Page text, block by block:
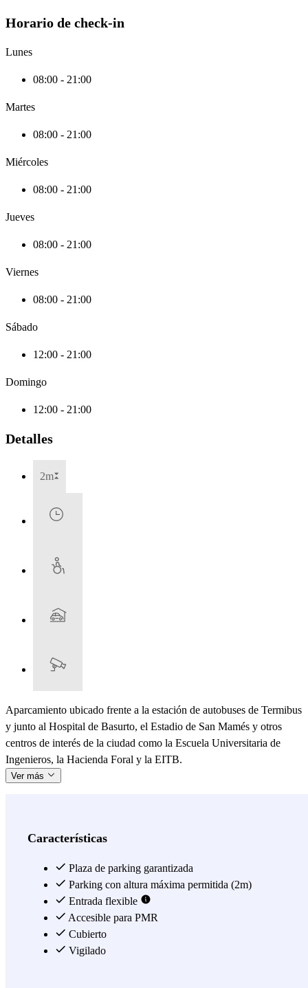
Horario de check-in
Lunes
08:00 - 21:00
Martes
08:00 - 21:00
Miércoles
08:00 - 21:00
Jueves
08:00 - 21:00
Viernes
08:00 - 21:00
Sábado
12:00 - 21:00
Domingo
12:00 - 21:00
Detalles
2m
Aparcamiento ubicado frente a la estación de autobuses de Termibus
y junto al Hospital de Basurto, el Estadio de San Mamés y otros
centros de interés de la ciudad como la Escuela Universitaria de
Ingenieros, la Hacienda Foral y la EITB.
Ver más
Características
Plaza de parking garantizada
Parking con altura máxima permitida (2m)
Entrada flexible
Accesible para PMR
Cubierto
Vigilado